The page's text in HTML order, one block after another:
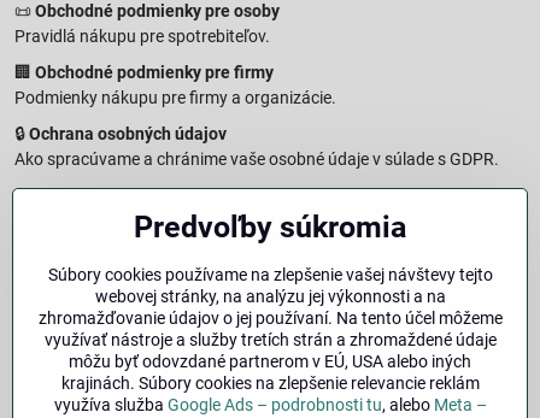
📜 Obchodné podmienky pre osoby
Pravidlá nákupu pre spotrebiteľov.
🏢 Obchodné podmienky pre firmy
Podmienky nákupu pre firmy a organizácie.
🔒Ochrana osobných údajov
Ako spracúvame a chránime vaše osobné údaje v súlade s GDPR.
🧾Reklamačný formulár
Jednoduché podanie reklamácie
Vzorový formulár pre odstúpenie od zmluvy a vrátenie tovaru.
Právna doložka – Autorské práva
Informácie o ochrane obsahu, značiek a fotografií vrátane
podmienok.
Facebook Instagram
Predvoľby súkromia
Súbory cookies používame na zlepšenie vašej návštevy tejto
webovej stránky, na analýzu jej výkonnosti a na
zhromažďovanie údajov o jej používaní. Na tento účel môžeme
využívať nástroje a služby tretích strán a zhromaždené údaje
môžu byť odovzdané partnerom v EÚ, USA alebo iných
krajinách. Súbory cookies na zlepšenie relevancie reklám
využíva služba Google Ads – podrobnosti tu, alebo Meta –